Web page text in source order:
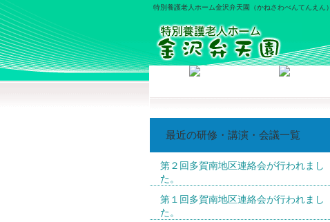
特別養護老人ホーム金沢弁天園（かねさわべんてんえ
最近の研修・講演・会議一覧
第２回多賀南地区連絡会が行われまし
た。
第１回多賀南地区連絡会が行われまし
た。